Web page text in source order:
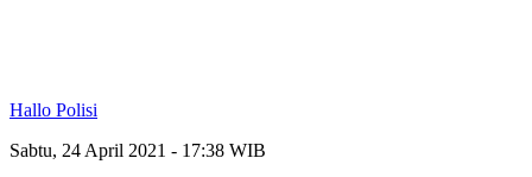
Hallo Polisi
Sabtu, 24 April 2021 - 17:38 WIB